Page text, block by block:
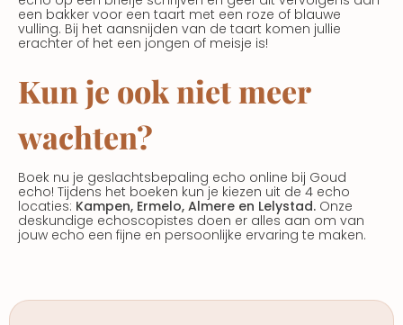
een bakker voor een taart met een roze of blauwe
vulling. Bij het aansnijden van de taart komen jullie
erachter of het een jongen of meisje is!
Kun je ook niet meer
wachten?
Boek nu je geslachtsbepaling echo online bij Goud
echo! Tijdens het boeken kun je kiezen uit de 4 echo
locaties: Kampen, Ermelo, Almere en Lelystad. Onze
deskundige echoscopistes doen er alles aan om van
jouw echo een fijne en persoonlijke ervaring te maken.